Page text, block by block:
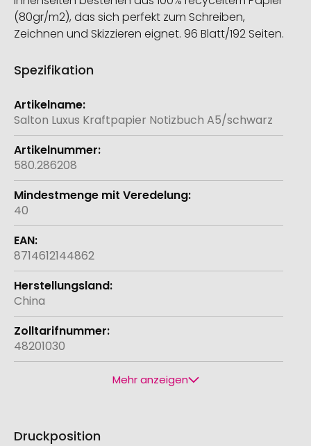
(80gr/m2), das sich perfekt zum Schreiben,
Zeichnen und Skizzieren eignet. 96 Blatt/192 Seiten.
Spezifikation
Weitere
Informationen
Salton Luxus Kraftpapier Notizbuch A5/schwarz
580.286208
40
8714612144862
China
48201030
Mehr anzeigen
Druckposition